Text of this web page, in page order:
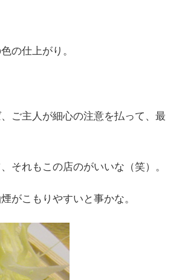
の仕上がり。
ご主人が細心の注意を払って、最
それもこの店のがいいな（笑）。
がこもりやすいと事かな。